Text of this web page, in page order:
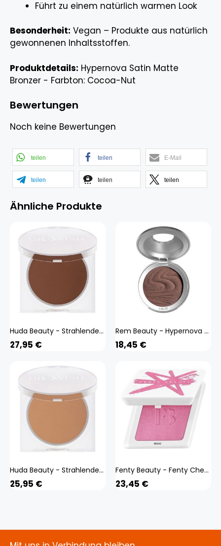
Führt zu einem natürlich warmen Look
Besonderheit: Vegan – Produkte aus natürlich
gewonnenen Inhaltsstoffen.
Produktdetails: Hypernova Satin Matte
Bronzer - Farbton: Cocoa-Nut
Bewertungen
Noch keine Bewertungen
teilen teilen E-Mail
teilen teilen teilen
Ähnliche Produkte
Huda Beauty - Strahlendes Puder Makeup - Glowish Luminous Powder - glowish Luminous Powder 13 Extra Rich
27,95 €
Rem Beauty - Hypernova - Puder-blush - hypernova Sat Mat Blsh-stars In The Sand
18,45 €
Huda Beauty - Strahlendes Puder Makeup - Glowish Luminous Powder - glowish Luminous Powder 06 Medium Tan
25,95 €
Fenty Beauty - Fenty Cheeks - Puder-blush - suede Powder Blush Shimmer Blush Wattab
23,45 €